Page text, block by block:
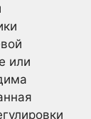
или